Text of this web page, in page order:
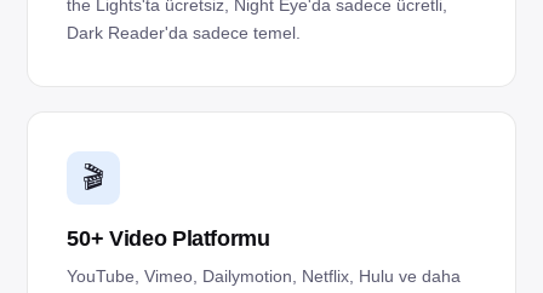
the Lights'ta ücretsiz, Night Eye'da sadece ücretli,
Dark Reader'da sadece temel.
🎬
50+ Video Platformu
YouTube, Vimeo, Dailymotion, Netflix, Hulu ve daha